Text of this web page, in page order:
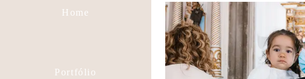
Home
Portfólio